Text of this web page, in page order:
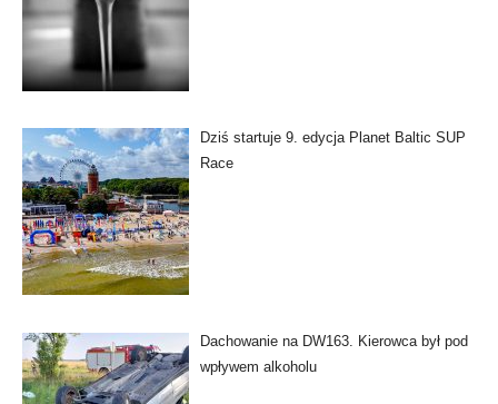
Dziś startuje 9. edycja Planet Baltic SUP
Race
Dachowanie na DW163. Kierowca był pod
wpływem alkoholu